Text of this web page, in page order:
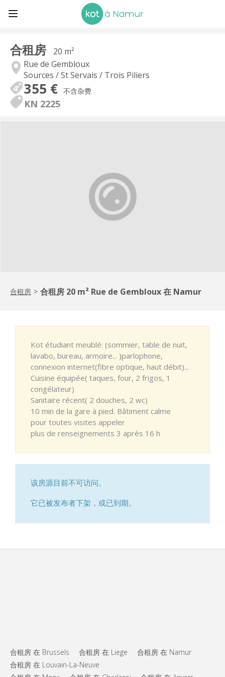
合租房
20 m²
Rue de Gembloux
Sources / St Servais / Trois Piliers
355 € 不含杂费
KN 2225
合租房 > 合租房 20 m² Rue de Gembloux 在 Namur
Kot étudiant meublé: (sommier, table de nuit,
lavabo, bureau, armoire... )parlophone,
connexion internet(fibre optique, haut débit)...
Cuisine équipée( taques, four, 2 frigos, 1
congélateur)
Sanitaire récent( 2 douches, 2 wc)
10 min de la gare à pied. Bâtiment calme
pour toutes visites appeler
plus de renseignements 3 après 16 h
该房源目前不可访问。
它已被发布者下架，或已到期。
合租房 在 Brussels 合租房 在 Liege
合租房 在 Namur
合租房 在 Louvain-La-Neuve